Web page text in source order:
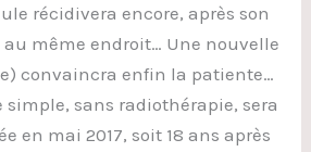
récidivera encore, après son
au même endroit… Une nouvelle
convaincra enfin la patiente…
sans radiothérapie, sera
en mai 2017, soit 18 ans après